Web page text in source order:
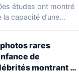
équivaut à
véritable séance
études ont montré
la capacité d’une
rares
de
montrant à